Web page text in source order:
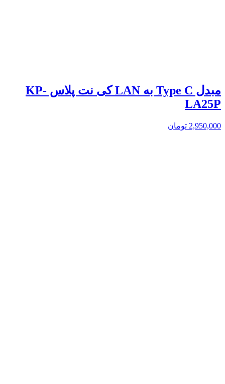
مبدل Type C به LAN کی نت پلاس KP-
LA25P
2,950,000 تومان